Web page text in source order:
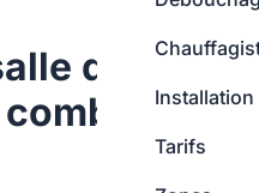
Installation
Tarifs
de bain